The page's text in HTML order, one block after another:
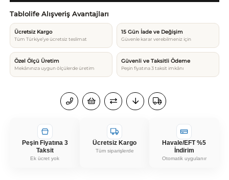
Tablolife Alışveriş Avantajları
Ücretsiz Kargo
Tüm Türkiye’ye ücretsiz teslimat
15 Gün İade ve Değişim
Güvenle karar verebilmeniz için
Özel Ölçü Üretim
Mekânınıza uygun ölçülerde üretim
Güvenli ve Taksitli Ödeme
Peşin fiyatına 3 taksit imkânı
Peşin Fiyatına 3
Taksit
Ek ücret yok
Ücretsiz Kargo
Tüm siparişlerde
Havale/EFT %5
İndirim
Otomatik uygulanır